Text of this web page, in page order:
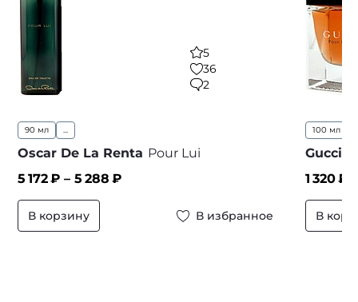
5
36
2
90 мл
Oscar De La Renta Pour Lui
5 172₽ – 5 288 ₽
В корзину В избранное
100 мл
Gucci
1 320₽
В